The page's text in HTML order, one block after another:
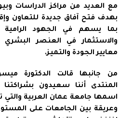
مع العديد من مراكز الدراسات
بهدف فتح آفاق جديدة للتعاون
بما يسهم في الجهود الرامية
والاستثمار في العنصر البشري
معايير الجودة والتميز.
من جانبها قالت الدكتورة
المنتدى أننا سعيدون
اسمها جامعة عمان العربية
وعريقة بين الجامعات على